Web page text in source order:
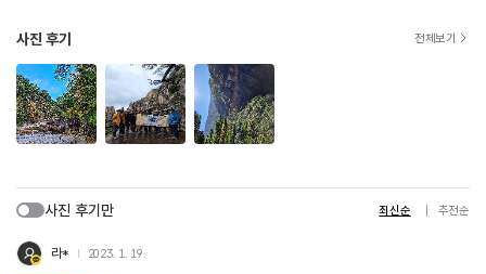
사진 후기 전체보기
사진 후기만 최신순 추천순
라* 2023. 1. 19.